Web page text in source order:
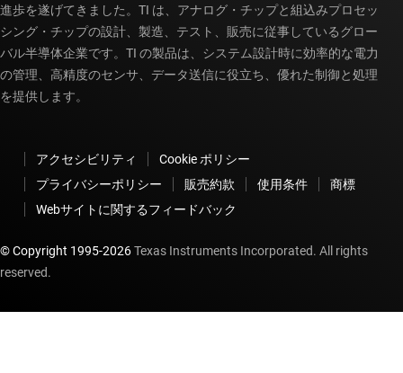
進歩を遂げてきました。TI は、アナログ・チップと組込みプロセッ
シング・チップの設計、製造、テスト、販売に従事しているグロー
バル半導体企業です。TI の製品は、システム設計時に効率的な電力
の管理、高精度のセンサ、データ送信に役立ち、優れた制御と処理
を提供します。
アクセシビリティ
Cookie ポリシー
プライバシーポリシー
販売約款 使用条件
商標
Webサイトに関するフィードバック
© Copyright 1995-2026Texas Instruments Incorporated. All rights
reserved.